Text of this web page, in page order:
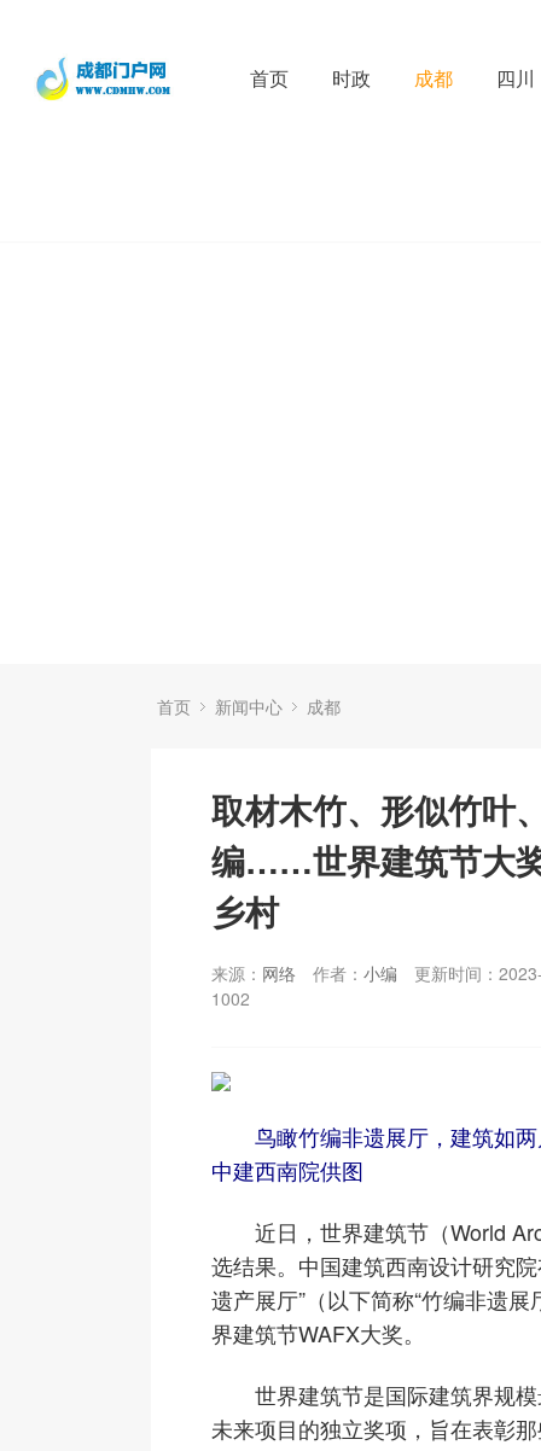
首页 时政 成都 四川
首页 新闻中心 成都
取材木竹、形似竹叶
编……世界建筑节大
乡村
来源： 网络 作者： 小编
更新时间：
1002
鸟瞰竹编非遗展厅，建筑如
中建西南院供图
近日，世界建筑节（World
选结果。中国建筑西南设计研究
遗产展厅”（以下简称“竹编非遗
界建筑节WAFX大奖。
世界建筑节是国际建筑界规模
未来项目的独立奖项，旨在表彰